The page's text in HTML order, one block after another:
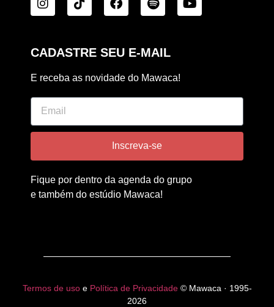
CADASTRE SEU E-MAIL
E receba as novidade do Mawaca!
Inscreva-se
Fique por dentro da agenda do grupo
e também do estúdio Mawaca!
Termos de uso Política de Privacidade
© Mawaca · 1995-
2026